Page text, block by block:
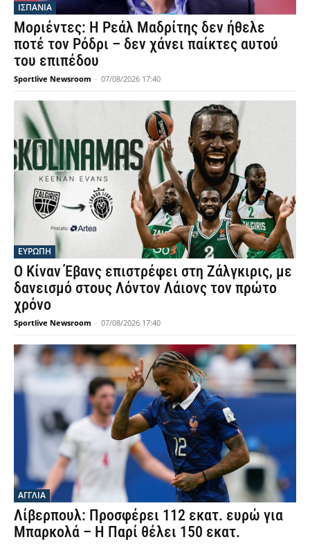
ΙΣΠΑΝΙΑ
Μοριέντες: Η Ρεάλ Μαδρίτης δεν ήθελε
ποτέ τον Ρόδρι – δεν χάνει παίκτες αυτού
του επιπέδου
Sportlive Newsroom - 07/08/2026 17:40
ΕΥΡΩΠΗ
Ο Κίναν Έβανς επιστρέφει στη Ζάλγκιρις, με
δανεισμό στους Λόντον Λάιονς τον πρώτο
χρόνο
Sportlive Newsroom - 07/08/2026 17:40
ΑΓΓΛΙΑ
Λίβερπουλ: Προσφέρει 112 εκατ. ευρώ για
Μπαρκολά – Η Παρί θέλει 150 εκατ.